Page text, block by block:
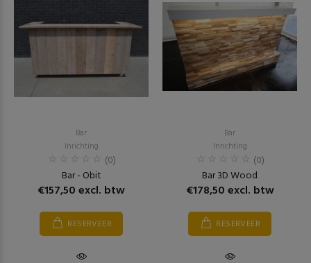
Bar
Inrichting
(0)
Bar - Obit
€157,50 excl. btw
RESERVEER
Bar
Inrichting
(0)
Bar 3D Wood
€178,50 excl. btw
RESERVEER